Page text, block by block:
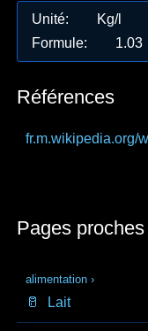
Unité:
Kg/l
Formule: 1.03
Références
fr.m.wikipedia.org/
Pages proches
alimentation ›
🥛 Lait